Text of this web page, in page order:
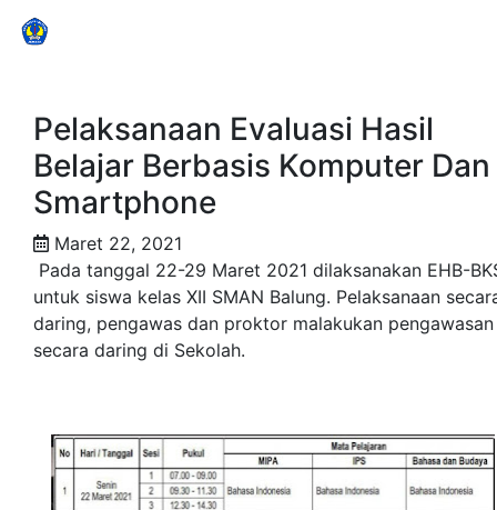
Pelaksanaan Evaluasi Hasil
Belajar Berbasis Komputer Dan
Smartphone
Maret 22, 2021
Pada tanggal 22-29 Maret 2021 dilaksanakan EHB-
untuk siswa kelas XII SMAN Balung. Pelaksanaan
daring, pengawas dan proktor malakukan pengawasan
secara daring di Sekolah.